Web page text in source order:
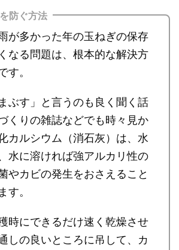
防ぐ方法
が多かった年の玉ねぎの保存
なる問題は、根本的な解決方
す。
ぶす」と言うのも良く聞く話
くりの雑誌などでも時々見か
カルシウム（消石灰）は、水
水に溶ければ強アルカリ性の
やカビの発生をおさえること
す。
時にできるだけ速く乾燥させ
しの良いところに吊して、カ